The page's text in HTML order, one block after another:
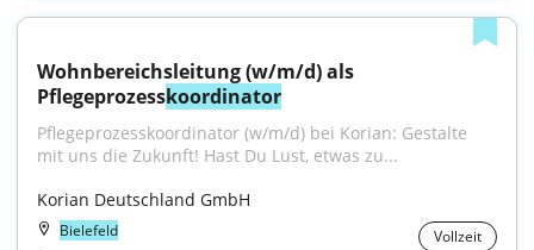
Wohnbereichsleitung (w/m/d) als
Pflegeprozesskoordinator
Pflegeprozesskoordinator (w/m/d) bei Korian: Gestalte
mit uns die Zukunft! Hast Du Lust, etwas zu...
Korian Deutschland GmbH
Bielefeld
Vollzeit